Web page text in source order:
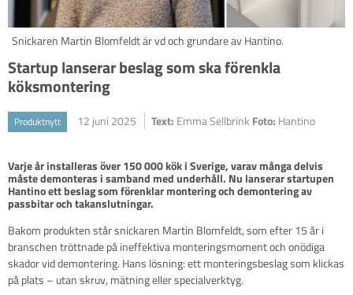
Snickaren Martin Blomfeldt är vd och grundare av Hantino.
Startup lanserar beslag som ska förenkla
köksmontering
Produktnytt 12 juni 2025 Text: Emma Sellbrink Foto: Hantino
Varje år installeras över 150 000 kök i Sverige, varav många delvis
måste demonteras i samband med underhåll. Nu lanserar startupen
Hantino ett beslag som förenklar montering och demontering av
passbitar och takanslutningar.
Bakom produkten står snickaren Martin Blomfeldt, som efter 15 år i
branschen tröttnade på ineffektiva monteringsmoment och onödiga
skador vid demontering. Hans lösning: ett monteringsbeslag som klickas
på plats – utan skruv, mätning eller specialverktyg.